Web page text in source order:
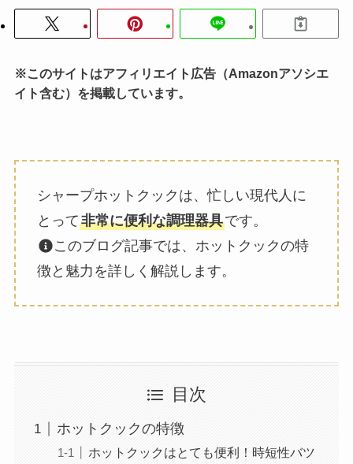
※このサイトはアフィリエイト広告（Amazonアソシエ
イト含む）を掲載しています。
シャープホットクックは、忙しい現代人に
とって非常に便利な調理器具です。
このブログ記事では、ホットクックの特
徴と魅力を詳しく解説します。
目次
ホットクックの特徴
ホットクックはとても便利！時短性バツ